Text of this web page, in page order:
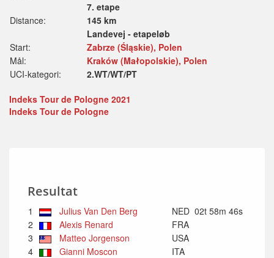
7. etape
Distance:
145 km
Landevej - etapeløb
Start:
Zabrze (Śląskie), Polen
Mål:
Kraków (Małopolskie), Polen
UCI-kategori:
2.WT/WT/PT
Indeks Tour de Pologne 2021
Indeks Tour de Pologne
Resultat
1 Julius Van Den Berg NED 02t 58m 46s
2
Alexis Renard
FRA
3
Matteo Jorgenson
USA
4
Gianni Moscon
ITA